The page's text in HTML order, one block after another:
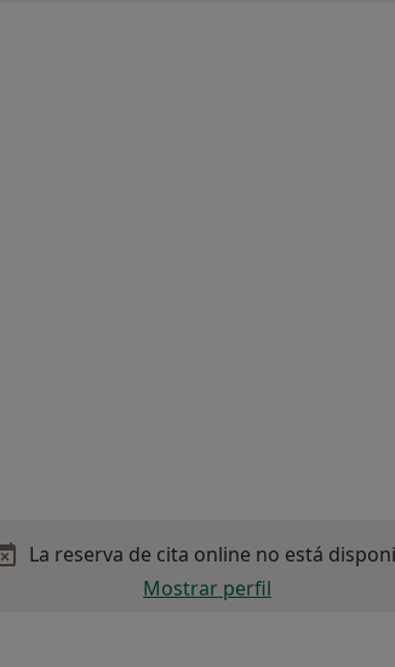
La reserva de cita online no está
Mostrar perfil